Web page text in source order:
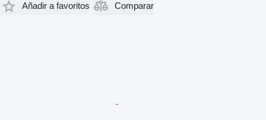
Añadir a favoritos
Comparar